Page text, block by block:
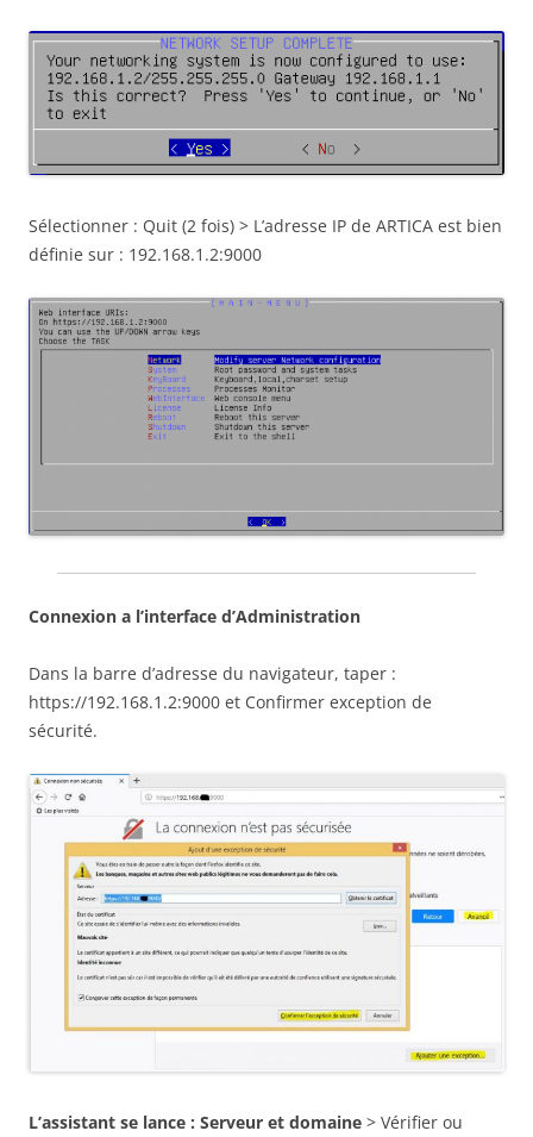
Sélectionner : Quit (2 fois) > L’adresse IP de ARTICA est bien
définie sur : 192.168.1.2:9000
Connexion a l’interface d’Administration
Dans la barre d’adresse du navigateur, taper :
https://192.168.1.2:9000 et Confirmer exception de
sécurité.
L’assistant se lance : Serveur et domaine > Vérifier ou